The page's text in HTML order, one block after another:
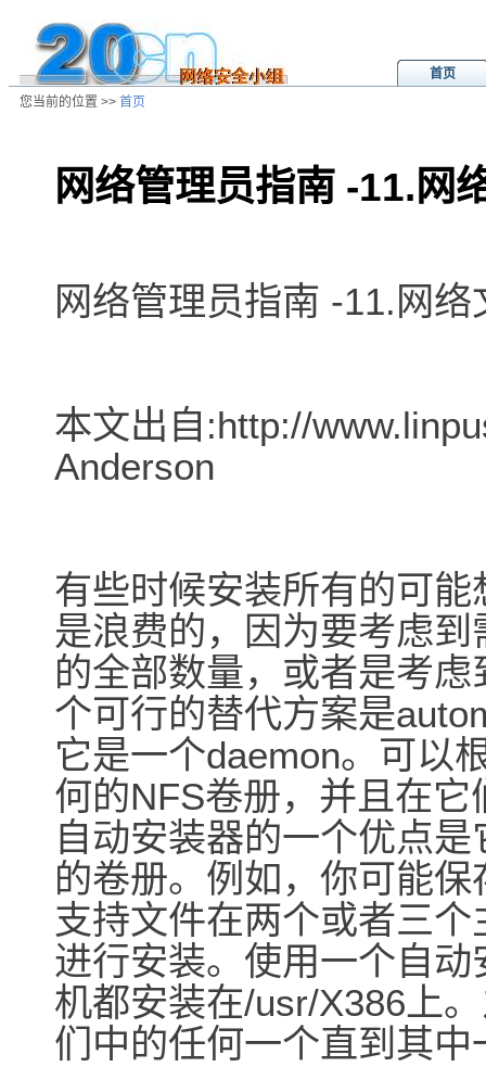
首页
您当前的位置 >> 首页
网络管理员指南 -11.网
网络管理员指南 -11.网
本文出自:http://
Anderson
有些时候安装所有的可
是浪费的，因为要考虑
的全部数量，或者是考
个可行的替代方案是
它是一个daemon。可以
何的NFS卷册，并且在
自动安装器的一个优点
的卷册。例如，你可能
支持文件在两个或者三
进行安装。使用一个自
机都安装在/usr/X386上
们中的任何一个直到其